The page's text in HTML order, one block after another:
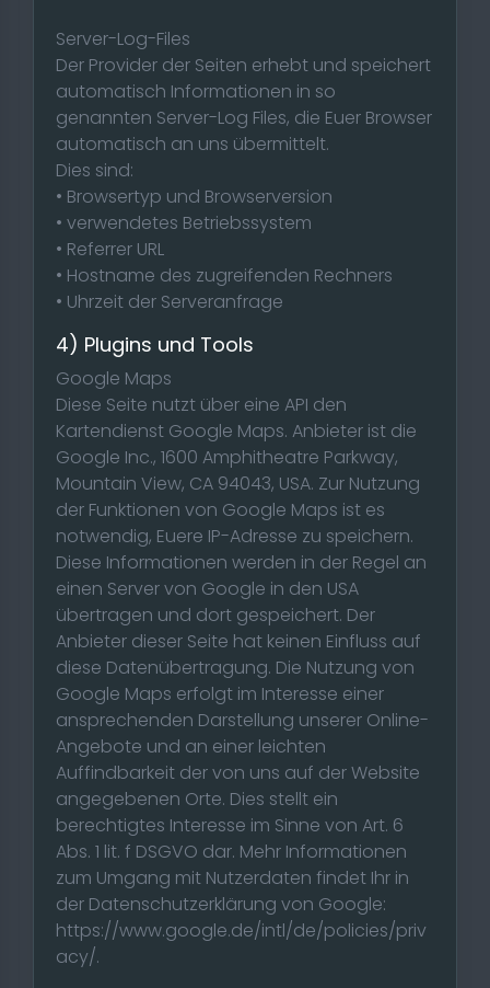
Server-Log-Files
Der Provider der Seiten erhebt und speichert
automatisch Informationen in so
genannten Server-Log Files, die Euer Browser
automatisch an uns übermittelt.
Dies sind:
• Browsertyp und Browserversion
• verwendetes Betriebssystem
• Referrer URL
• Hostname des zugreifenden Rechners
• Uhrzeit der Serveranfrage
4) Plugins und Tools
Google Maps
Diese Seite nutzt über eine API den
Kartendienst Google Maps. Anbieter ist die
Google Inc., 1600 Amphitheatre Parkway,
Mountain View, CA 94043, USA. Zur Nutzung
der Funktionen von Google Maps ist es
notwendig, Euere IP-Adresse zu speichern.
Diese Informationen werden in der Regel an
einen Server von Google in den USA
übertragen und dort gespeichert. Der
Anbieter dieser Seite hat keinen Einfluss auf
diese Datenübertragung. Die Nutzung von
Google Maps erfolgt im Interesse einer
ansprechenden Darstellung unserer Online-
Angebote und an einer leichten
Auffindbarkeit der von uns auf der Website
angegebenen Orte. Dies stellt ein
berechtigtes Interesse im Sinne von Art. 6
Abs. 1 lit. f DSGVO dar. Mehr Informationen
zum Umgang mit Nutzerdaten findet Ihr in
der Datenschutzerklärung von Google:
https://www.google.de/intl/de/policies/priv
acy/.